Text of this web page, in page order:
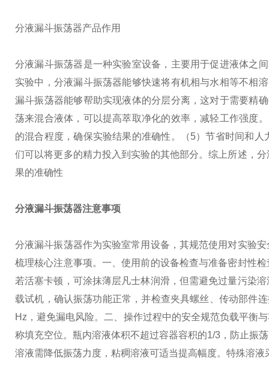
分液漏斗振荡器产品作用
分液漏斗振荡器是一种实验室设备，主要用于促进液体之
实验中，分液漏斗振荡器能够快速将有机相与水相等不相
漏斗振荡器能够帮助实现液体的分层分离，这对于需要精
荡来混合液体，可以提高萃取净化的效率，减轻工作强度。
的混合程度，确保实验结果的准确性。
（5）节省时间和
们可以将更多的精力投入到实验的其他部分。综上所述，
果的准确性
分液漏斗振荡器注意事项
分液漏斗振荡器作为实验室常用设备，其规范使用对实验
梳理核心注意事项。 一、使用前的设备检查与准备密封性检
若活塞卡顿，可涂抹薄层凡士林润滑，但需避免过量污染溶
载试机，确认振荡功能正常，并检查夹具螺丝、传动部件
Hz，避免漏电风险。 二、操作过程中的安全规范负载平衡
称填充空位。瓶内溶液体积不超过容器容积的1/3，防止振
溶液需降低振荡力度，粘稠溶液可适当提高幅度。 特殊溶液